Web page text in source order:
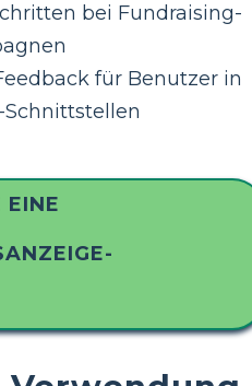
bei Fundraising-
für Benutzer in
EINE